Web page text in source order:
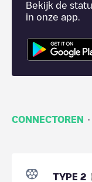
Bekijk de
in onze app.
CONNECTOREN ·
TYPE 2